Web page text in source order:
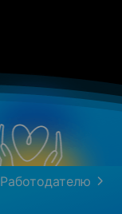
Работодателю